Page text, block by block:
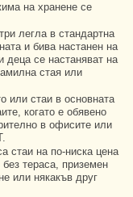
на хранене се
легла в стандартна
и бива настанен на
деца се настаняват на
стая или
или стаи в основната
когато е обявено
в офисите или
стаи на по-ниска цена
тераса, приземен
или някакъв друг